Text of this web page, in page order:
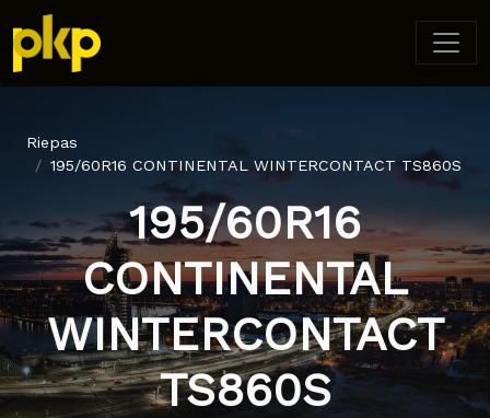
Riepas
195/60R16 CONTINENTAL WINTERCONTACT TS860S
195/60R16
CONTINENTAL
WINTERCONTACT
TS860S